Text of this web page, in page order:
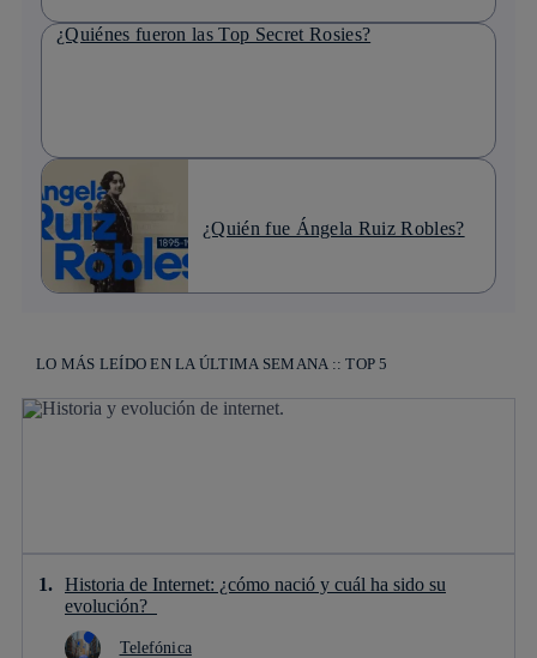
¿Quiénes fueron las Top Secret Rosies?
¿Quién fue Ángela Ruiz Robles?
LO MÁS LEÍDO EN LA ÚLTIMA SEMANA :: TOP 5
Historia de Internet: ¿cómo nació y cuál ha sido su
evolución?
Telefónica